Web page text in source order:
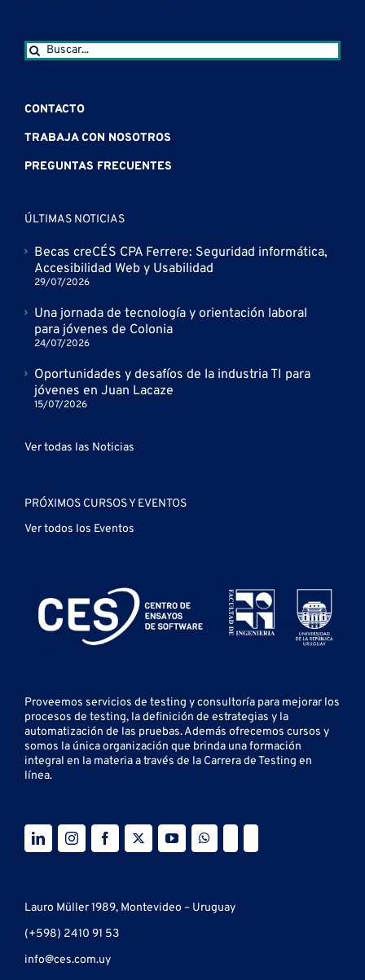
Buscar:
CONTACTO
TRABAJA CON NOSOTROS
PREGUNTAS FRECUENTES
ÚLTIMAS NOTICIAS
Becas creCÉS CPA Ferrere: Seguridad informática,
Accesibilidad Web y Usabilidad
29/07/2026
Una jornada de tecnología y orientación laboral
para jóvenes de Colonia
24/07/2026
Oportunidades y desafíos de la industria TI para
jóvenes en Juan Lacaze
15/07/2026
Ver todas las Noticias
PRÓXIMOS CURSOS Y EVENTOS
Ver todos los Eventos
Proveemos servicios de testing yconsultoría para mejorar los
procesos de testing, la definición de estrategias y la
automatización de las pruebas.Además ofrecemos cursos y
somos la única organización que brinda una formación
integral en la materia a través de la Carrera de Testing en
línea.
Lauro Müller 1989, Montevideo – Uruguay
(+598) 2410 91 53
info@ces.com.uy